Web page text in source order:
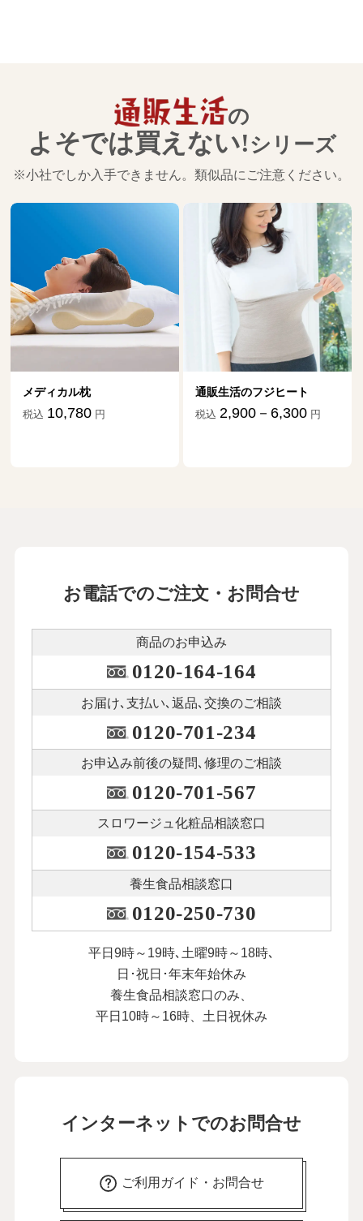
の
よそでは買えない!シリーズ
※小社でしか入手できません。類似品にご注意ください。
メディカル枕
税込 10,780 円
通販生活のフジヒート
税込 2,900－6,300 円
お電話でのご注文・お問合せ
商品のお申込み
0120-164-164
お届け､支払い､ 返品､交換のご相談
0120-701-234
お申込み前後の疑問､修理のご相談
0120-701-567
スロワージュ化粧品相談窓口
0120-154-533
養生食品相談窓口
0120-250-730
平日9時～19時､土曜9時～18時､
日･祝日･年末年始休み
養生食品相談窓口のみ、
平日10時～16時、土日祝休み
インターネットでのお問合せ
ご利用ガイド・お問合せ